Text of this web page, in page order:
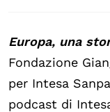
Europa, una
Fondazione
per Intesa
podcast di